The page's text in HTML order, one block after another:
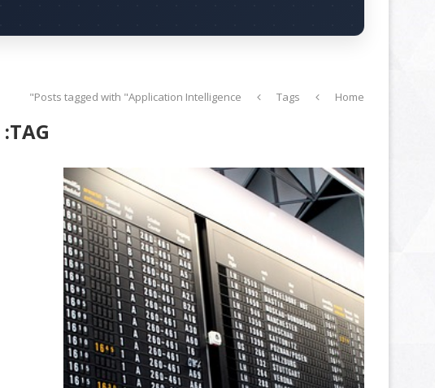
Home
Tags
Posts tagged with "Application Intelligence"
TAG: